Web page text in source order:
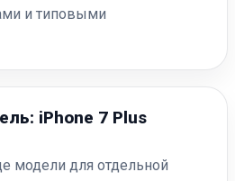
и типовыми
iPhone 7 Plus
модели для отдельной